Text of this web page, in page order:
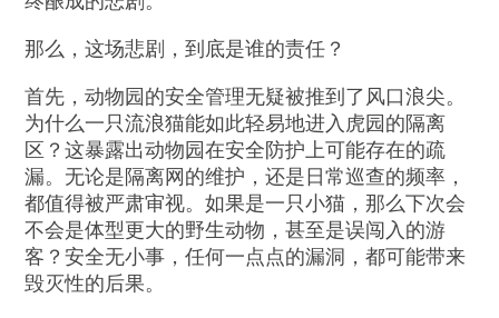
那么，这场悲剧，到底是谁的责任？
首先，动物园的安全管理无疑被推到了风口浪尖。
为什么一只流浪猫能如此轻易地进入虎园的隔离
区？这暴露出动物园在安全防护上可能存在的疏
漏。无论是隔离网的维护，还是日常巡查的频率，
都值得被严肃审视。如果是一只小猫，那么下次会
不会是体型更大的野生动物，甚至是误闯入的游
客？安全无小事，任何一点点的漏洞，都可能带来
毁灭性的后果。